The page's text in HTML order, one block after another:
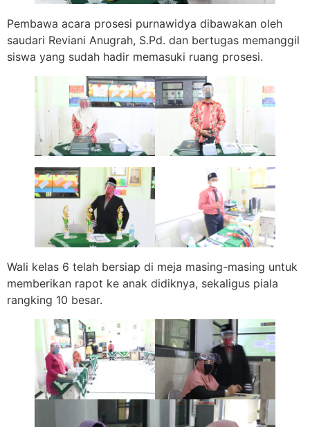
Pembawa acara prosesi purnawidya dibawakan oleh
saudari Reviani Anugrah, S.Pd. dan bertugas memanggil
siswa yang sudah hadir memasuki ruang prosesi.
Wali kelas 6 telah bersiap di meja masing-masing untuk
memberikan rapot ke anak didiknya, sekaligus piala
rangking 10 besar.